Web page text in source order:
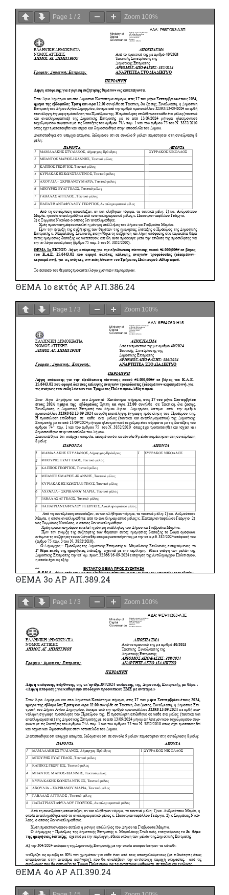
Page 1 / 2 Zoom 100%
ΘΕΜΑ 1ο εκτός ΑΡ ΑΠ.386.24
Page 1 / 3 Zoom 100%
ΘΕΜΑ 3ο ΑΡ ΑΠ.389.24
Page 1 / 3 Zoom 100%
ΘΕΜΑ 4o ΑΡ ΑΠ.390.24